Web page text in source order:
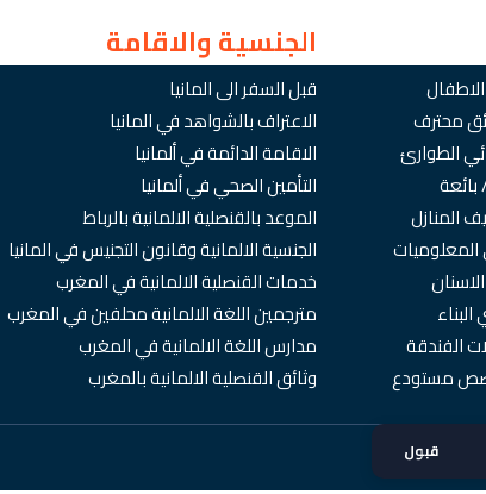
قبول
محترف
الطوارئ
بائعة
المنازل
المعلوميات
الفندقة
مستودع
الجنسية والاقامة
قبل السفر الى المانيا
الاعتراف بالشواهد في المانيا
الاقامة الدائمة في ألمانيا
التأمين الصحي في ألمانيا
الموعد بالقنصلية الالمانية بالرباط
الجنسية الالمانية وقانون التجنيس في المانيا
خدمات القنصلية الالمانية في المغرب
مترجمين اللغة الالمانية محلفين في المغرب
مدارس اللغة الالمانية في المغرب
وثائق القنصلية الالمانية بالمغرب